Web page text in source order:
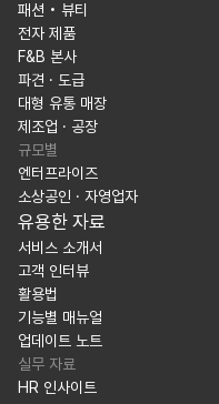
패션 • 뷰티
전자 제품
F&B 본사
파견 · 도급
대형 유통 매장
제조업 · 공장
규모별
엔터프라이즈
소상공인 · 자영업자
유용한 자료
서비스 소개서
고객 인터뷰
활용법
기능별 매뉴얼
업데이트 노트
실무 자료
HR 인사이트